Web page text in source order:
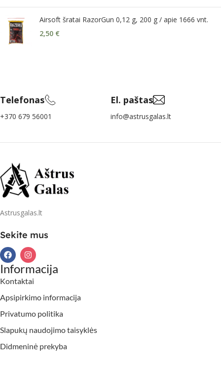
Airsoft šratai RazorGun 0,12 g, 200 g / apie 1666 vnt.
2,50 €
Telefonas
+370 679 56001
El. paštas
info@astrusgalas.lt
Astrusgalas.lt
Sekite mus
Informacija
Kontaktai
Apsipirkimo informacija
Privatumo politika
Slapukų naudojimo taisyklės
Didmeninė prekyba